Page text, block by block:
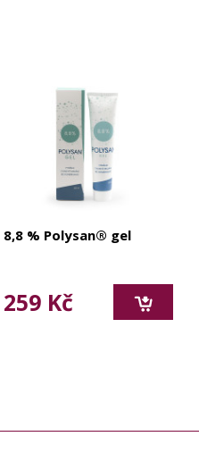
8,8 % Polysan® gel
259 Kč